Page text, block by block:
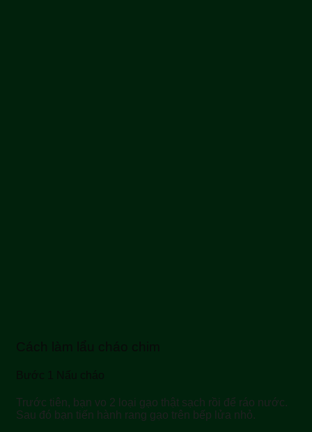
Cách làm lẩu cháo chim
Bước 1 Nấu cháo
Trước tiên, bạn vo 2 loại gạo thật sạch rồi để ráo nước.
Sau đó bạn tiến hành rang gạo trên bếp lửa nhỏ.